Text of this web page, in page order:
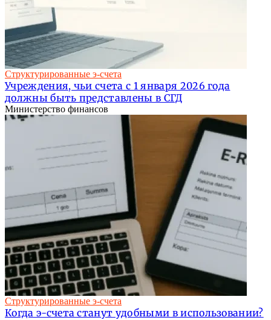
Структурированные э-счета
Учреждения, чьи счета с 1 января 2026 года
должны быть представлены в СГД
Министерство финансов
Структурированные э-счета
Когда э-счета станут удобными в использовании?